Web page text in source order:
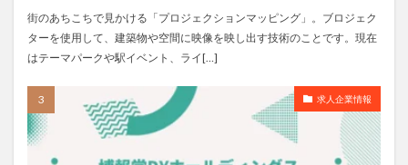
街のあちこちで見かける「プロジェクションマッピング」。ブロジェク
ターを使用して、建築物や空間に映像を映し出す技術のことです。現在
はテーマパークや駅イベント、ライ[…]
求人企業情報